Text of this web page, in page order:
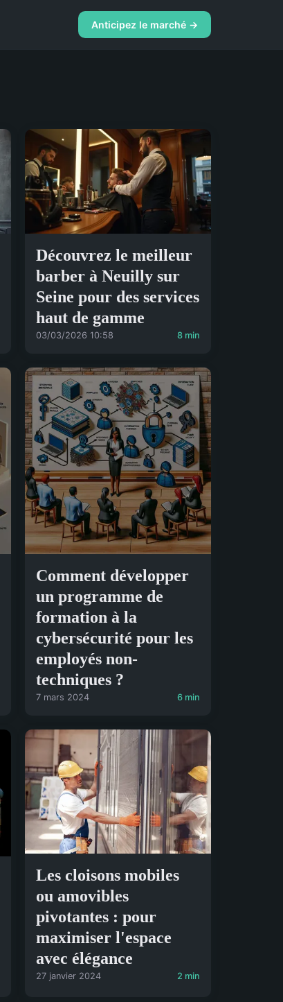
Anticipez le marché →
Découvrez le meilleur
barber à Neuilly sur
Seine pour des services
haut de gamme
03/03/2026 10:58 8 min
Comment développer
un programme de
formation à la
cybersécurité pour les
employés non-
techniques ?
7 mars 2024 6 min
Les cloisons mobiles
ou amovibles
pivotantes : pour
maximiser l'espace
avec élégance
27 janvier 2024 2 min